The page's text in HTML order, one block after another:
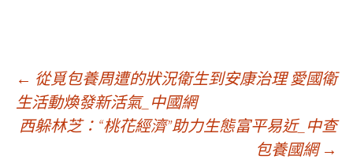
文
章
← 從覓包養周遭的狀況衛生到安康治理 愛國衛
生活動煥發新活氣_中國網
西躲林芝：“桃花經濟”助力生態富平易近_中查
包養國網 →